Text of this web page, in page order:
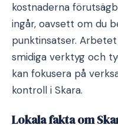
kostnaderna
ingår, oavsett om du
punktinsatser.
smidiga verktyg och
kan fokusera på
kontroll i Skara.
Lokala fakta om